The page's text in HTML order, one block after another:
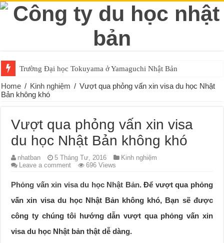
Trường Đại học Tokuyama ở Yamaguchi Nhật Bản
Home / Kinh nghiệm / Vượt qua phỏng vấn xin visa du học Nhật
Bản không khó
Vượt qua phỏng vấn xin visa
du học Nhật Bản không khó
nhatban 5 Tháng Tư, 2016
Kinh nghiệm
Leave a comment
696 Views
Phỏng vấn xin visa du học Nhật Bản. Để vượt qua phỏng
vấn xin visa du học Nhật Bản không khó, Bạn sẽ được
công ty chúng tôi hướng dẫn vượt qua phỏng vấn xin
visa du học Nhật bản thật dễ dàng.